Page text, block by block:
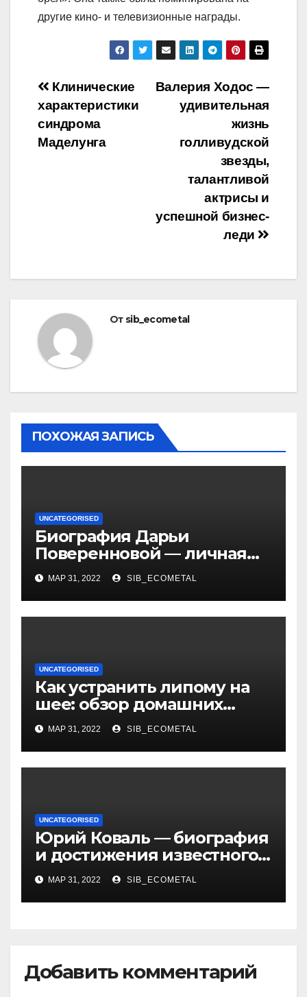
другие кино- и телевизионные награды.
Навигация
по
записям
Валерия Ходос —
удивительная
жизнь
голливудской
звезды,
талантливой
актрисы и
успешной бизнес-
леди
Клинические
характеристики
синдрома
Маделунга
От sib_ecometal
ПОХОЖАЯ ЗАПИСЬ
UNCATEGORISED
Биография Дарьи
Поверенновой — личная
жизнь, карьера и
достижения знаменитой
российской актрисы
МАР 31, 2022 SIB_ECOMETAL
UNCATEGORISED
Как устранить липому на
шее: обзор домашних
методов лечения
МАР 31, 2022 SIB_ECOMETAL
UNCATEGORISED
Юрий Коваль — биография
и достижения известного
украинского дизайнера
МАР 31, 2022 SIB_ECOMETAL
Добавить комментарий